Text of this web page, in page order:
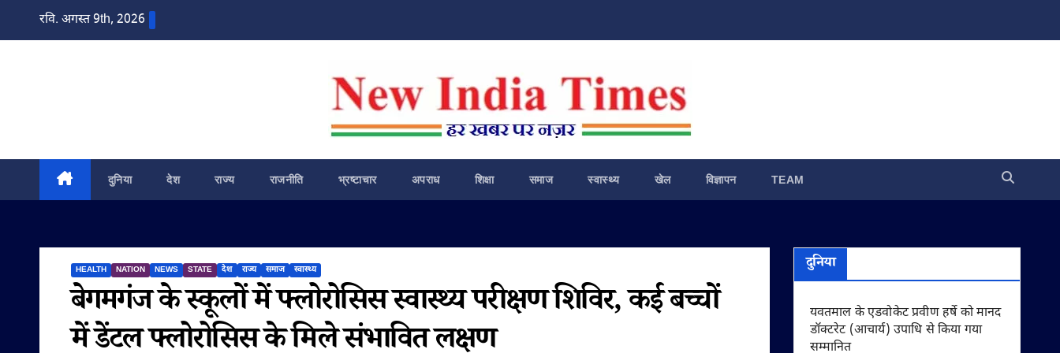
रवि. अगस्त 9th, 2026
दुनिया देश राज्य राजनीति भ्रष्टाचार अपराध शिक्षा समाज स्वास्थ्य खेल विज्ञापन TEAM
HEALTH NATION NEWS STATE देश राज्य समाज स्वास्थ्य
बेगमगंज के स्कूलों में फ्लोरोसिस स्वास्थ्य परीक्षण शिविर, कई बच्चों
में डेंटल फ्लोरोसिस के मिले संभावित लक्षण
दुनिया
यवतमाल के एडवोकेट प्रवीण हर्षे को मानद
डॉक्टरेट (आचार्य) उपाधि से किया गया
सम्मानित